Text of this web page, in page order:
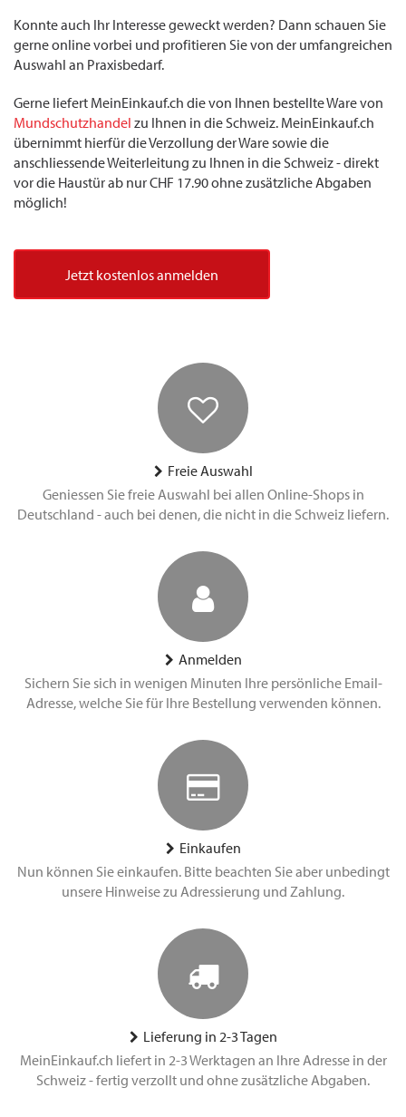
Konnte auch Ihr Interesse geweckt werden? Dann schauen Sie
gerne online vorbei und profitieren Sie von der umfangreichen
Auswahl an Praxisbedarf.
Gerne liefert MeinEinkauf.ch die von Ihnen bestellte Ware von
Mundschutzhandel zu Ihnen in die Schweiz. MeinEinkauf.ch
übernimmt hierfür die Verzollung der Ware sowie die
anschliessende Weiterleitung zu Ihnen in die Schweiz - direkt
vor die Haustür ab nur CHF 17.90 ohne zusätzliche Abgaben
möglich!
Jetzt kostenlos anmelden
Freie Auswahl
Geniessen Sie freie Auswahl bei allen Online-Shops in
Deutschland - auch bei denen, die nicht in die Schweiz liefern.
Anmelden
Sichern Sie sich in wenigen Minuten Ihre persönliche Email-
Adresse, welche Sie für Ihre Bestellung verwenden können.
Einkaufen
Nun können Sie einkaufen. Bitte beachten Sie aber unbedingt
unsere Hinweise zu Adressierung und Zahlung.
Lieferung in 2-3 Tagen
MeinEinkauf.ch liefert in 2-3 Werktagen an Ihre Adresse in der
Schweiz - fertig verzollt und ohne zusätzliche Abgaben.